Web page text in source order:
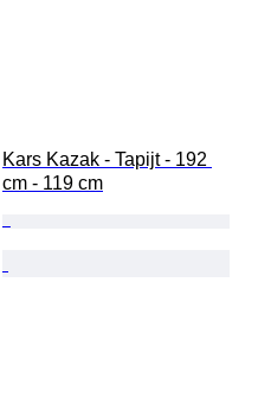
Kars Kazak - Tapijt - 192
cm - 119 cm